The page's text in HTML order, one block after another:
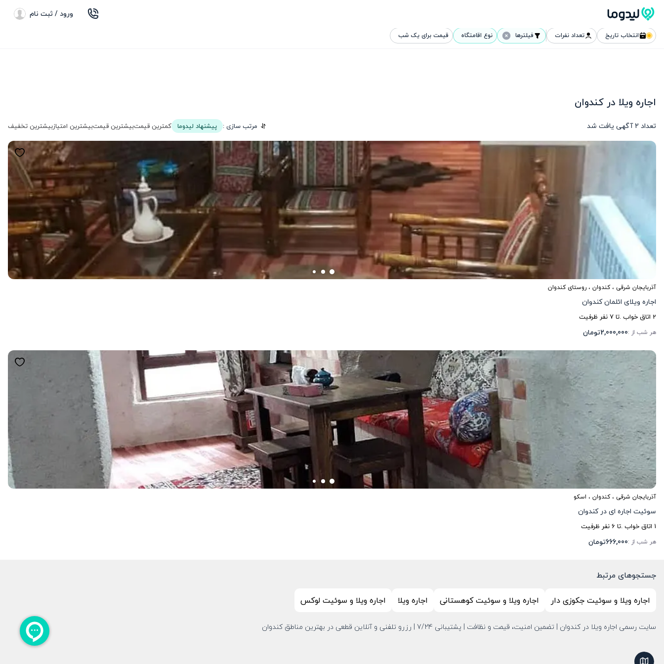
ورود / ثبت نام
انتخاب تاریخ تعداد نفرات فیلترها نوع اقامتگاه قیمت برای یک شب
اجاره ویلا در کندوان
تعداد 2آگهی یافت شد مرتب سازی : پیشنهاد لیدوما کمترین قیمتبیشترین قیمتبیشترین امتیازبیشترین تخفیف
آذربایجان شرقی ،کندوان ، روستای کندوان
اجاره ویلای ائلمان کندوان
2 اتاق خواب .تا7نفر ظرفیت
هر شب از :2,000,000تومان
آذربایجان شرقی ،کندوان ، اسکو
سوئیت اجاره ای در کندوان
1 اتاق خواب .تا 6نفر ظرفیت
هر شب از :666,000تومان
جستجوهای مرتبط
اجاره ویلا و سوئیت جکوزی دار
اجاره ویلا و سوئیت کوهستانی اجاره ویلا اجاره ویلا و سوئیت لوکس
سایت رسمی اجاره ویلا در کندوان | تضمین امنیت، قیمت و نظافت | پشتیبانی 7/24 | رزرو تلفنی و آنلاین قطعی در بهترین مناطق کندوان